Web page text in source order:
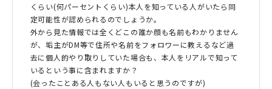
くらい(何パーセントくらい)本人を知っている人がいたら同
定可能性が認められるのでしょうか。
外から見た情報では全くどこの誰か顔も名前もわかりません
が、垢主がDM等で住所や名前をフォロワーに教えるなど過
去に個人的やり取りしていた場合も、本人をリアルで知って
いるという事に含まれますか？
(会ったことある人もない人もいると思うのですが)